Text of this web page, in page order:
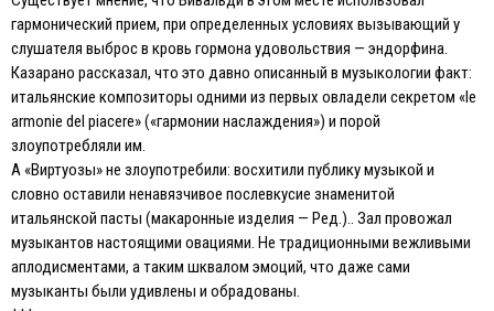
гармонический прием, при определенных условиях вызывающий у
слушателя выброс в кровь гормона удовольствия — эндорфина.
Казарано рассказал, что это давно описанный в музыкологии факт:
итальянские композиторы одними из первых овладели секретом «le
armonie del piacere» («гармонии наслаждения») и порой
злоупотребляли им.
А «Виртуозы» не злоупотребили: восхитили публику музыкой и
словно оставили ненавязчивое послевкусие знаменитой
итальянской пасты (макаронные изделия — Ред.).. Зал провожал
музыкантов настоящими овациями. Не традиционными вежливыми
аплодисментами, а таким шквалом эмоций, что даже сами
музыканты были удивлены и обрадованы.